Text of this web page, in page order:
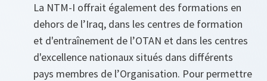
La NTM-I offrait également des formations en
dehors de l’Iraq, dans les centres de formation
et d'entraînement de l’OTAN et dans les centres
d'excellence nationaux situés dans différents
pays membres de l’Organisation. Pour permettre